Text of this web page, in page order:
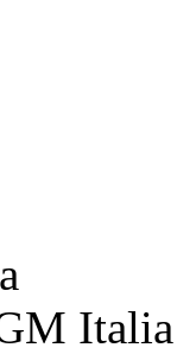
Italia